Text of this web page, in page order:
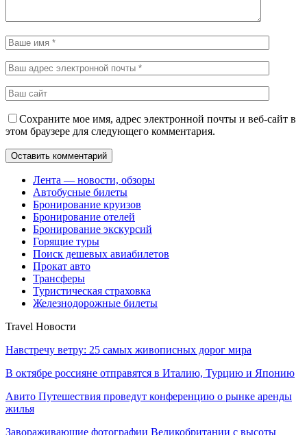
Сохраните мое имя, адрес электронной почты и веб-сайт в
этом браузере для следующего комментария.
Лента — новости, обзоры
Автобусные билеты
Бронирование круизов
Бронирование отелей
Бронирование экскурсий
Горящие туры
Поиск дешевых авиабилетов
Прокат авто
Трансферы
Туристическая страховка
Железнодорожные билеты
Travel Новости
Навстречу ветру: 25 самых живописных дорог мира
В октябре россияне отправятся в Италию, Турцию и Японию
Авито Путешествия проведут конференцию о рынке аренды
жилья
Завораживающие фотографии Великобритании с высоты